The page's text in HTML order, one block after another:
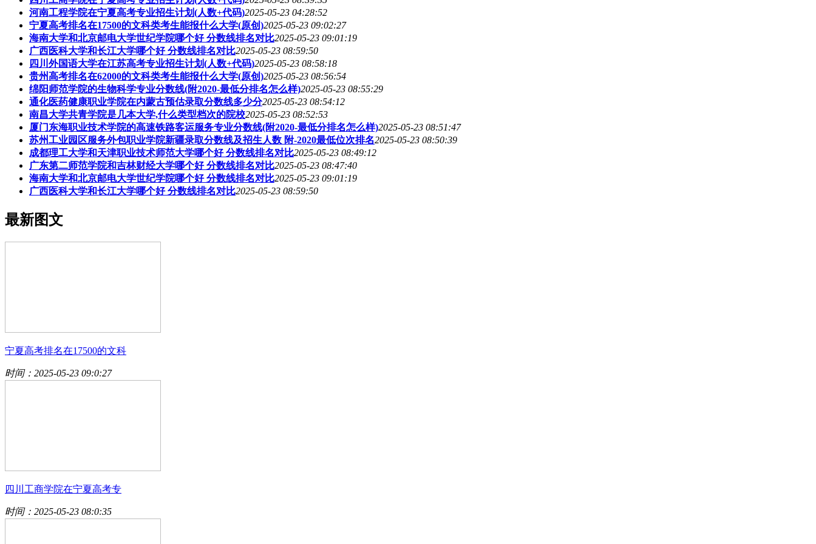
河南工程学院在宁夏高考专业招生计划(人数+代码)2025-05-23 04:28:52
宁夏高考排名在17500的文科类考生能报什么大学(原创)2025-05-23 09:02:27
海南大学和北京邮电大学世纪学院哪个好 分数线排名对比2025-05-23 09:01:19
广西医科大学和长江大学哪个好 分数线排名对比2025-05-23 08:59:50
四川外国语大学在江苏高考专业招生计划(人数+代码)2025-05-23 08:58:18
贵州高考排名在62000的文科类考生能报什么大学(原创)2025-05-23 08:56:54
绵阳师范学院的生物科学专业分数线(附2020-最低分排名怎么样)2025-05-23 08:55:29
通化医药健康职业学院在内蒙古预估录取分数线多少分2025-05-23 08:54:12
南昌大学共青学院是几本大学,什么类型档次的院校2025-05-23 08:52:53
厦门东海职业技术学院的高速铁路客运服务专业分数线(附2020-最低分排名怎么样)2025-05-23 08:51:47
苏州工业园区服务外包职业学院新疆录取分数线及招生人数 附-2020最低位次排名2025-05-23 08:50:39
成都理工大学和天津职业技术师范大学哪个好 分数线排名对比2025-05-23 08:49:12
广东第二师范学院和吉林财经大学哪个好 分数线排名对比2025-05-23 08:47:40
海南大学和北京邮电大学世纪学院哪个好 分数线排名对比2025-05-23 09:01:19
广西医科大学和长江大学哪个好 分数线排名对比2025-05-23 08:59:50
最新图文
宁夏高考排名在17500的文科
时间：2025-05-23 09:0:27
四川工商学院在宁夏高考专
时间：2025-05-23 08:0:35